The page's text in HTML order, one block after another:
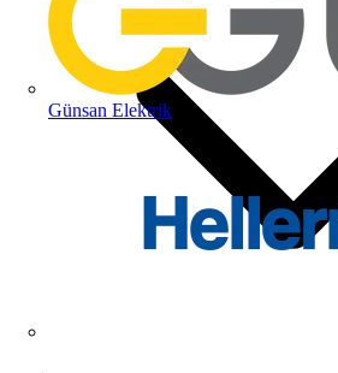
Günsan Elektrik